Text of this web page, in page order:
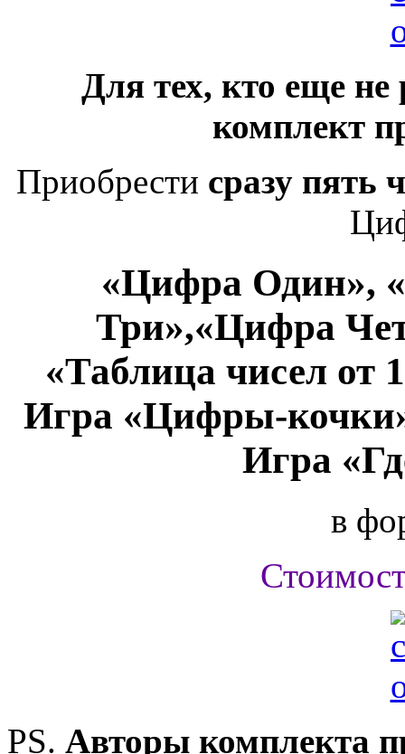
Для тех, кто еще не
комплект
Приобрести сразу пять
«Цифра Один»,
Три»,«Цифра
«Таблица чисел от
Игра «Цифры-
Игра
в
PS. Авторы комплекта